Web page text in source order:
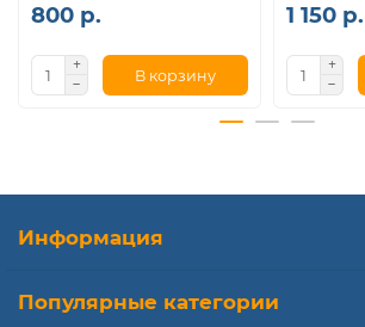
Eee PC 701
Eee PC 701SD
BSB04505HA
800 р.
В корзину
1 150 р.
Информация
Популярные категории